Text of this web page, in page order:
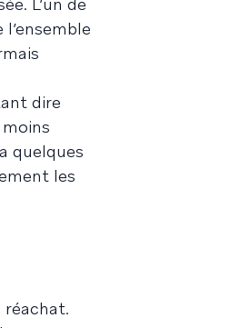
dire
quelques
les
réachat.